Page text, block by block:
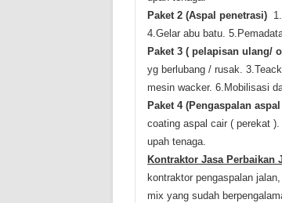
Paket 2 (Aspal penetrasi)
4.Gelar abu batu.
Paket 3 ( pelapisan ulang/
yg berlubang / rusak.
mesin wacker. 6.Mobilisasi
Paket 4 (Pengaspalan
coating aspal cair ( perekat ).
upah tenaga.
Kontraktor Jasa Perbaikan
kontraktor pengaspalan
mix yang sudah